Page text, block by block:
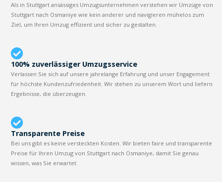
Als in Stuttgart ansässiges Umzugsunternehmen verstehen wir Umzüge von
Stuttgart nach Osmaniye wie kein anderer und navigieren mühelos zum
Ziel, um Ihren Umzug effizient und sicher zu gestalten.
100% zuverlässiger Umzugsservice
Verlassen Sie sich auf unsere jahrelange Erfahrung und unser Engagement
für höchste Kundenzufriedenheit. Wir stehen zu unserem Wort und liefern
Ergebnisse, die überzeugen.
Transparente Preise
Bei uns gibt es keine versteckten Kosten. Wir bieten faire und transparente
Preise für Ihren Umzug von Stuttgart nach Osmaniye, damit Sie genau
wissen, was Sie erwartet.